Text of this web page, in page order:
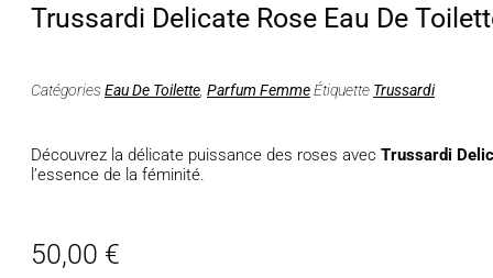
Trussardi Delicate Rose Eau De
CatégoriesEau De Toilette Parfum FemmeÉtiquette Trussardi
Découvrez la délicate puissance des roses avec Trussardi
l’essence de la féminité.
50,00 €